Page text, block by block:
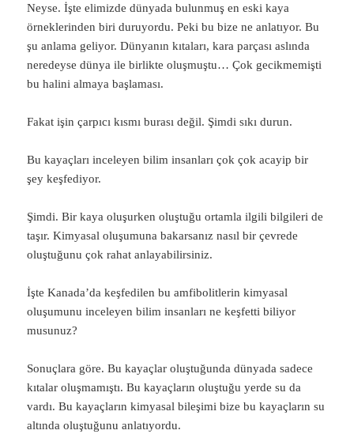
Neyse. İşte elimizde dünyada bulunmuş en eski kaya
örneklerinden biri duruyordu. Peki bu bize ne anlatıyor. Bu
şu anlama geliyor. Dünyanın kıtaları, kara parçası aslında
neredeyse dünya ile birlikte oluşmuştu… Çok gecikmemişti
bu halini almaya başlaması.
Fakat işin çarpıcı kısmı burası değil. Şimdi sıkı durun.
Bu kayaçları inceleyen bilim insanları çok çok acayip bir
şey keşfediyor.
Şimdi. Bir kaya oluşurken oluştuğu ortamla ilgili bilgileri de
taşır. Kimyasal oluşumuna bakarsanız nasıl bir çevrede
oluştuğunu çok rahat anlayabilirsiniz.
İşte Kanada’da keşfedilen bu amfibolitlerin kimyasal
oluşumunu inceleyen bilim insanları ne keşfetti biliyor
musunuz?
Sonuçlara göre. Bu kayaçlar oluştuğunda dünyada sadece
kıtalar oluşmamıştı. Bu kayaçların oluştuğu yerde su da
vardı. Bu kayaçların kimyasal bileşimi bize bu kayaçların su
altında oluştuğunu anlatıyordu.